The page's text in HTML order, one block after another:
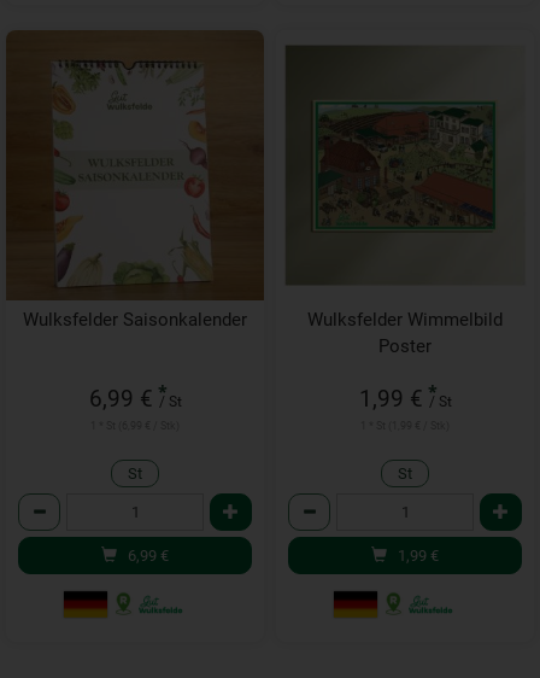
Wulksfelder Saisonkalender
6,99 € *
/ St
St
Anzahl
6,99 €
Wulksfelder Wimmelbild
Poster
1,99 € *
/ St
St
Anzahl
1,99 €